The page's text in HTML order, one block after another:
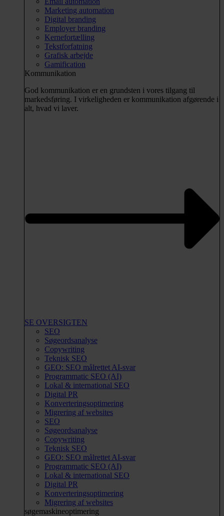
Marketing automation
Digital branding
Employer branding
Kernefortælling
Tekstforfatning
Grafisk arbejde
Gamification
Kommunikation
God kommunikation er en grundsten i vores tilgang til
markedsføring. I virkeligheden er kommunikation afgørende i
alt, hvad vi laver.
SE OVERSIGTEN
SEO
Søgeordsanalyse
Copywriting
Teknisk SEO
GEO: SEO målrettet AI-svar
Programmatic SEO (AI)
Lokal & international SEO
Digital PR
Konverteringsoptimering
Migrering af websites
SEO
Søgeordsanalyse
Copywriting
Teknisk SEO
GEO: SEO målrettet AI-svar
Programmatic SEO (AI)
Lokal & international SEO
Digital PR
Konverteringsoptimering
Migrering af websites
søgemaskineoptimering